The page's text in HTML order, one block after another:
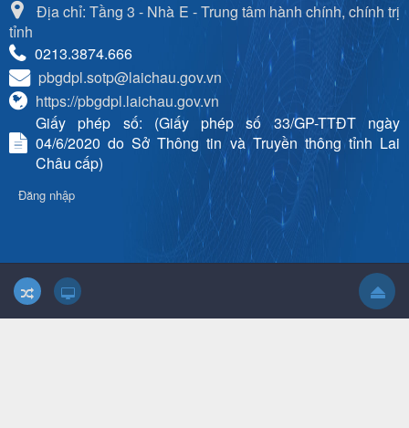
Địa chỉ: Tầng 3 - Nhà E - Trung tâm hành chính, chính trị
tỉnh
0213.3874.666
pbgdpl.sotp@laichau.gov.vn
https://pbgdpl.laichau.gov.vn
Giấy phép số: (Giấy phép số 33/GP-TTĐT ngày
04/6/2020 do Sở Thông tin và Truyền thông tỉnh Lai
Châu cấp)
Đăng nhập